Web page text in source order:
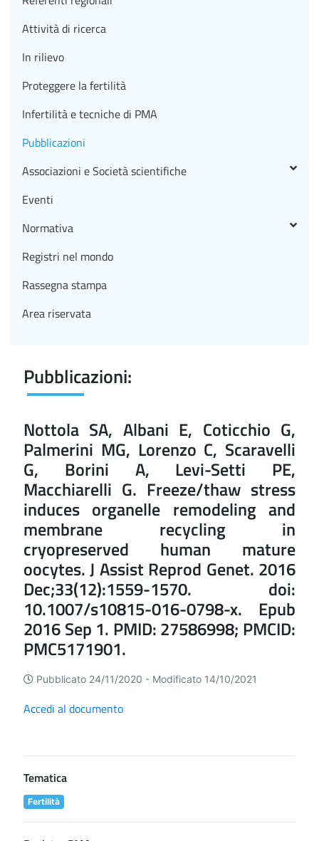
Pubblicazioni:
Nottola SA, Albani E, Coticchio G,
Palmerini MG, Lorenzo C, Scaravelli
G, Borini A, Levi-Setti PE,
Macchiarelli G. Freeze/thaw stress
induces organelle remodeling and
membrane recycling in
cryopreserved human mature
oocytes. J Assist Reprod Genet. 2016
Dec;33(12):1559-1570. doi:
10.1007/s10815-016-0798-x. Epub
2016 Sep 1. PMID: 27586998; PMCID:
PMC5171901.
Pubblicato 24/11/2020 - Modificato 14/10/2021
Accedi al documento
Tematica
Fertilità
Attività di ricerca
In rilievo
Proteggere la fertilità
Infertilità e tecniche di PMA
Pubblicazioni
Associazioni e Società scientifiche
Eventi
Normativa
Registri nel mondo
Rassegna stampa
Area riservata